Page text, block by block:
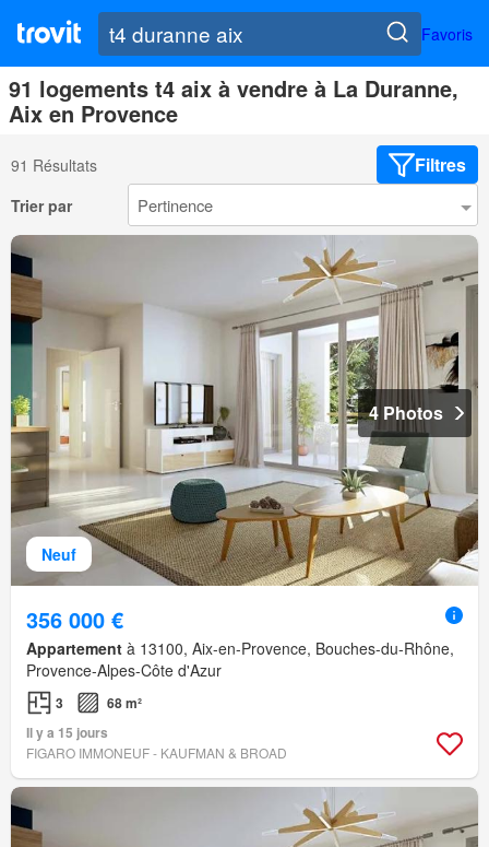
Favoris
91 logements t4 aix à vendre à La Duranne,
Aix en Provence
91 Résultats Filtres
Trier par
Neuf
4 Photos
356 000 €
Appartement à 13100, Aix-en-Provence, Bouches-du-Rhône,
Provence-Alpes-Côte d'Azur
3
68 m²
Il y a 15 jours
FIGARO IMMONEUF - KAUFMAN & BROAD